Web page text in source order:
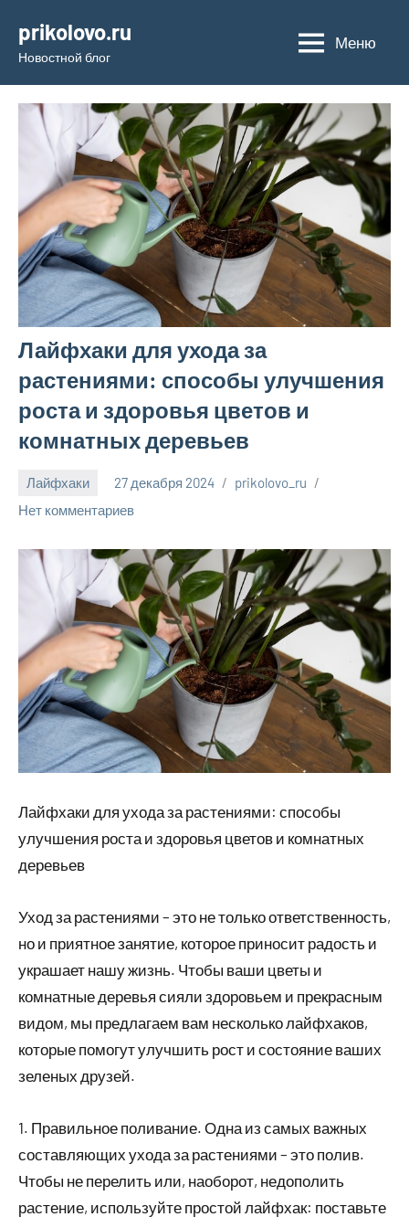
содержимому
prikolovo.ru
Новостной блог
Меню
Лайфхаки для ухода за
растениями: способы улучшения
роста и здоровья цветов и
комнатных деревьев
Лайфхаки 27 декабря 2024
prikolovo_ru
Нет комментариев
Лайфхаки для ухода за растениями: способы
улучшения роста и здоровья цветов и комнатных
деревьев
Уход за растениями – это не только ответственность,
но и приятное занятие, которое приносит радость и
украшает нашу жизнь. Чтобы ваши цветы и
комнатные деревья сияли здоровьем и прекрасным
видом, мы предлагаем вам несколько лайфхаков,
которые помогут улучшить рост и состояние ваших
зеленых друзей.
1. Правильное поливание. Одна из самых важных
составляющих ухода за растениями – это полив.
Чтобы не перелить или, наоборот, недополить
растение, используйте простой лайфхак: поставьте